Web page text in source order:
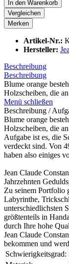
In den Warenkorb
Vergleichen
Merken
Artikel-Nr.:
Hersteller:
Beschreibung
Beschreibung
Blume orange
Holzscheiben, die
Menü schließen
Beschreibung /
Blume orange
Holzscheiben, die
Aufgabe ist es, die
verdeckt sind. Von
haben also einiges
Jean Claude
Jahrzehnten
Zu seinem Portfolio
Labyrinthe,
unterschiedlichsten
größtenteils in
durch Ihre hohe
Jean Claude
bekommen und
Schwierigkeitsgrad: